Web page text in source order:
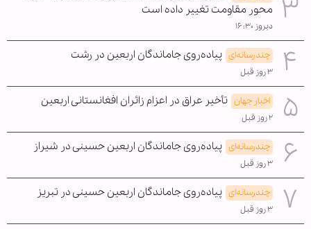
محور مقاومت تغییر داده است
دیروز ۱۶:۳۰
چندرسانه‌ای پیاده‌روی جاماندگان اربعین در رشت
۳ روز قبل
اخبار جهان تأخیر عراق در اعزام زائران افغانستانی اربعین
۲ روز قبل
چندرسانه‌ای پیاده‌روی جاماندگان اربعین حسینی در شیراز
۳ روز قبل
چندرسانه‌ای پیاده‌روی جاماندگان اربعین حسینی در تبریز
۳ روز قبل